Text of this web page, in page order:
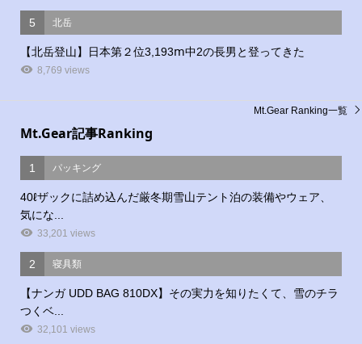
5 北岳
【北岳登山】日本第２位3,193ⅿ中2の長男と登ってきた
8,769 views
Mt.Gear記事Ranking
1 パッキング
40ℓザックに詰め込んだ厳冬期雪山テント泊の装備やウェア、
気にな...
33,201 views
2 寝具類
【ナンガ UDD BAG 810DX】その実力を知りたくて、雪のチラ
つくベ...
32,101 views
Mt.Gear Ranking一覧